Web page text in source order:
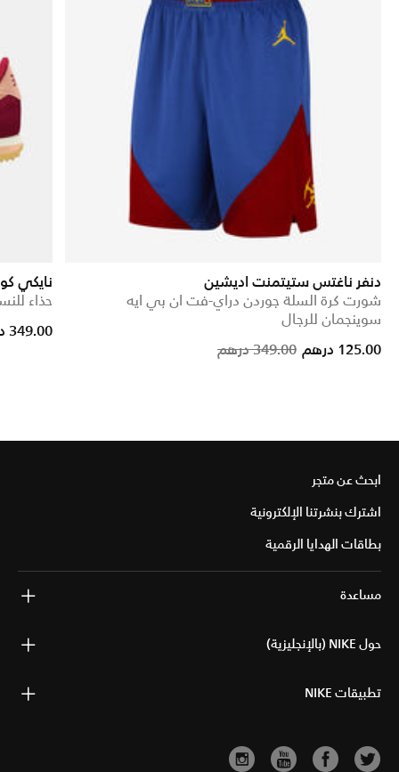
دنفر ناغتس ستيتمنت اديشين
شورت كرة السلة جوردن دراي-فت ان بي ايه
سوينجمان للرجال
Price reduced from 349.00 درهم 125.00 درهم
نايكي
حذاء
reduced from
to
349.00 درهم
ابحث عن متجر
اشترك بنشرتنا الإلكترونية
بطاقات الهدايا الرقمية
مساعدة
حول NIKE (بالإنجليزية)
تطبيقات NIKE